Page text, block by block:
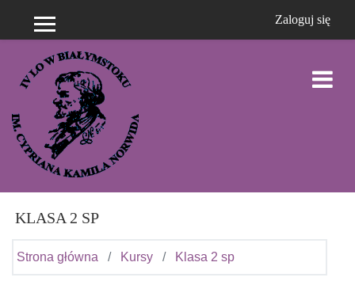
Panel boczny Zaloguj się
KLASA 2 SP
Strona główna Kursy Klasa 2 sp